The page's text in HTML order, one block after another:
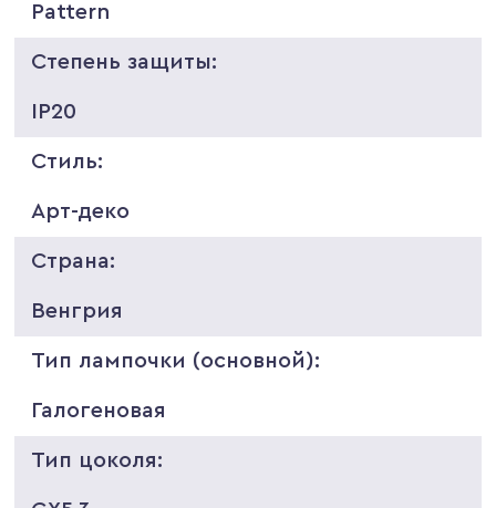
Pattern
Степень защиты:
IP20
Стиль:
Арт-деко
Страна:
Венгрия
Тип лампочки (основной):
Галогеновая
Тип цоколя: